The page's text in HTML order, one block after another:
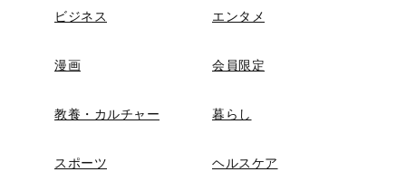
ビジネス エンタメ
漫画 会員限定
教養・カルチャー 暮らし
スポーツ ヘルスケア